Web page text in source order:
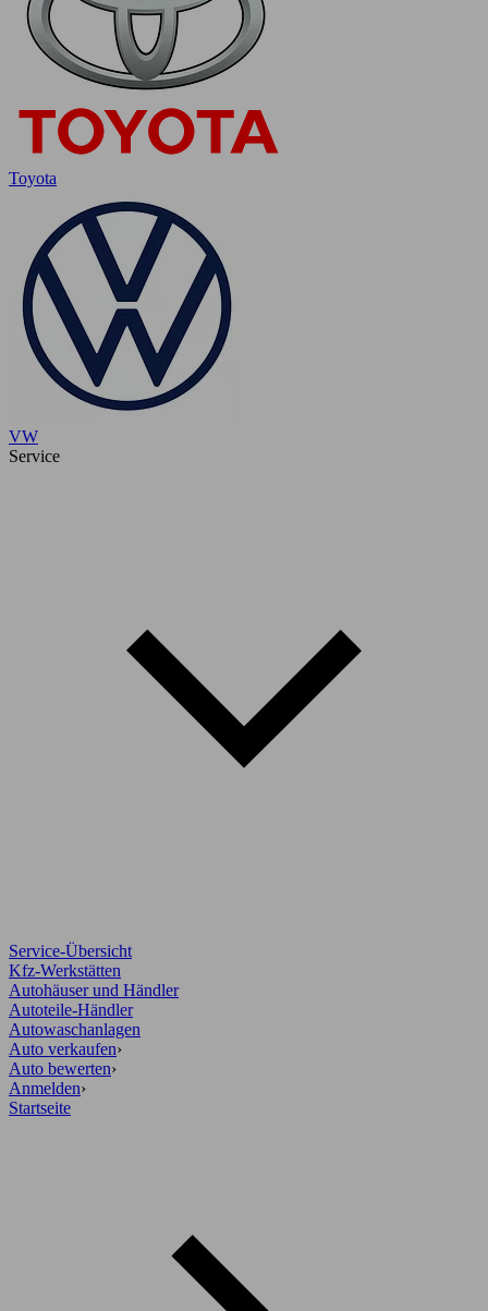
Toyota
VW
Service
Service-Übersicht
Kfz-Werkstätten
Autohäuser und Händler
Autoteile-Händler
Autowaschanlagen
Auto verkaufen›
Auto bewerten›
Anmelden›
Startseite